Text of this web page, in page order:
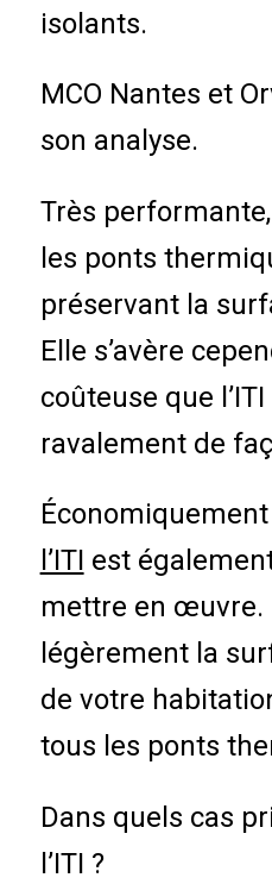
isolants.
MCO Nantes et
son analyse.
Très
les ponts
préservant la
Elle s’avère
coûteuse que
ravalement de
l’ITI est
mettre en œuvre.
légèrement la
de votre
tous les ponts
Dans quels cas
l’ITI ?